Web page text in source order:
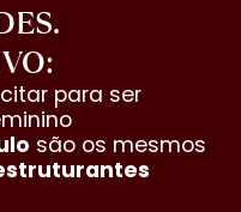
para ser
são os mesmos